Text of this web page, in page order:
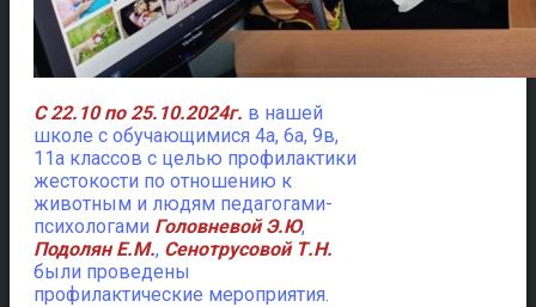
С 22.10 по 25.10.2024г. в нашей
школе с обучающимися 4а, 6а, 9в,
11а классов с целью профилактики
жестокости по отношению к
животным и людям педагогами-
психологами Головневой Э.Ю,
Подолян Е.М., Сенотрусовой Т.Н.
были проведены
профилактические мероприятия.